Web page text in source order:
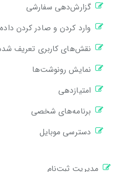
گزارش‌دهی سفارشی
وارد کردن و صادر کردن داده
نقش‌های کاربری تعریف
نمایش رونوشت‌ها
امتیازدهی
برنامه‌های شخصی
دسترسی موبایل
مدیریت ثبت‌نام